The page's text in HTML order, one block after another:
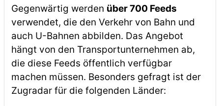
Gegenwärtig werden über 700 Feeds
verwendet, die den Verkehr von Bahn und
auch U-Bahnen abbilden. Das Angebot
hängt von den Transportunternehmen ab,
die diese Feeds öffentlich verfügbar
machen müssen. Besonders gefragt ist der
Zugradar für die folgenden Länder: